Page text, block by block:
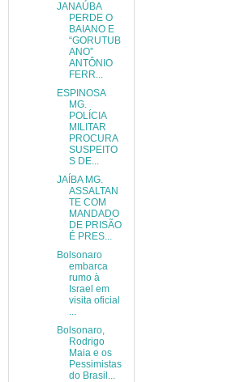
JANAÚBA
PERDE O
BAIANO E
“GORUTUB
ANO”
ANTÔNIO
FERR...
ESPINOSA
MG.
POLÍCIA
MILITAR
PROCURA
SUSPEITO
S DE...
JAÍBA MG.
ASSALTAN
TE COM
MANDADO
DE PRISÃO
É PRES...
Bolsonaro
embarca
rumo à
Israel em
visita oficial
...
Bolsonaro,
Rodrigo
Maia e os
Pessimistas
do Brasil...